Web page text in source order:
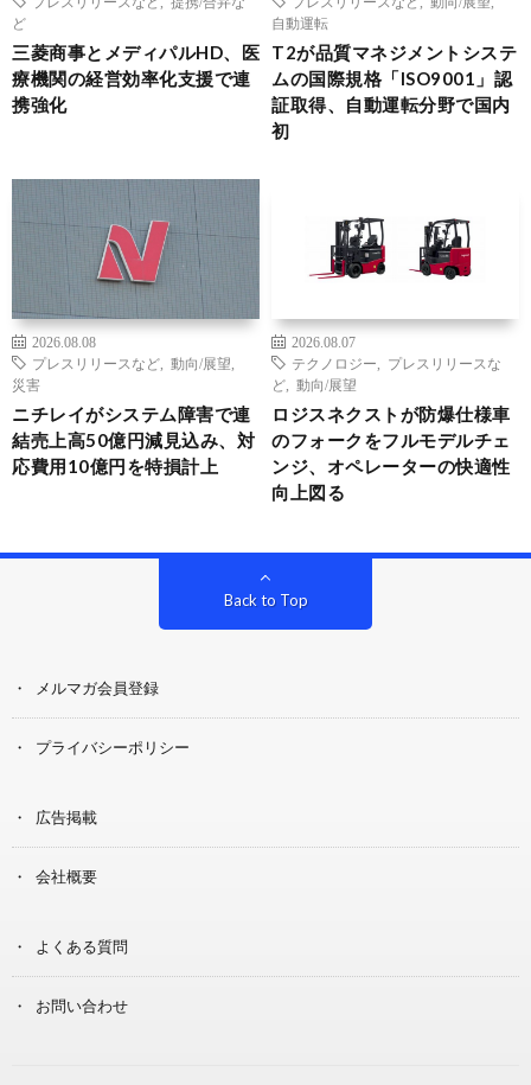
ど
三菱商事とメディパルHD、医
療機関の経営効率化支援で連
携強化
自動運転
T2が品質マネジメントシステ
ムの国際規格「ISO9001」認
証取得、自動運転分野で国内
初
2026.08.08
プレスリリースなど
動向/展望
災害
ニチレイがシステム障害で連
結売上高50億円減見込み、対
応費用10億円を特損計上
2026.08.07
テクノロジー
プレスリリースな
ど
動向/展望
ロジスネクストが防爆仕様車
のフォークをフルモデルチェ
ンジ、オペレーターの快適性
向上図る
Back to Top
メルマガ会員登録
プライバシーポリシー
広告掲載
会社概要
よくある質問
お問い合わせ